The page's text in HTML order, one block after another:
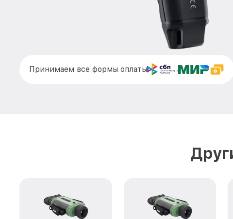
Принимаем все формы оплаты